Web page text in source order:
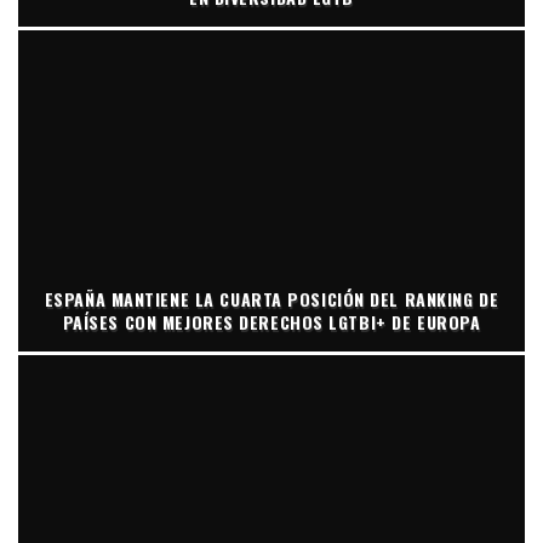
ESPAÑA MANTIENE LA CUARTA POSICIÓN DEL RANKING DE
PAÍSES CON MEJORES DERECHOS LGTBI+ DE EUROPA